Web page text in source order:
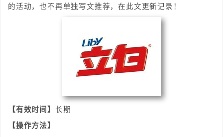
的活动，也不再单独写文推荐，在此文更新记录！
【有效时间】 长期
【操作方法】